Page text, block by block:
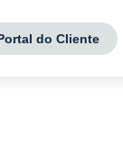
do Cliente